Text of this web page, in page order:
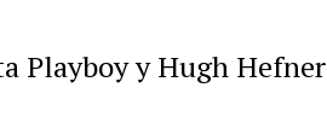
Playboy y Hugh Hefner